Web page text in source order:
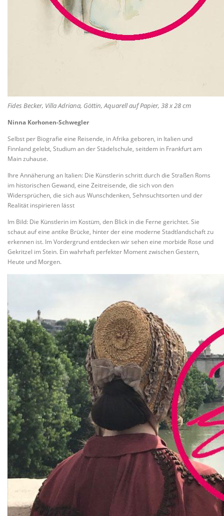
Fides Becker, Villa Adriana, Göttin, Aquarell auf Papier, 38 x 28 cm
Ninna Korhonen-Schwegler
Selbst per Biografie eine Reisende, in Afrika geboren, in Italien und
Finnland gelebt, Studium an der Städelschule, seitdem in Frankfurt am
Main zuhause.
Ihre Annäherung an Italien: Die Künstlerin schritt durch die Straßen Roms
im historischen Gewand, eine Zeitreisende, die sich von den
Widersprüchen, die sich aus Wunschdenken, Sehnsuchtsorten und der
Realität inspirieren lässt
Im Bild: Die Künstlerin im Kostüm, den Blick in die Ferne gerichtet. Sie
schaut auf eine antike Brücke, hinter der eine moderne Stadtlandschaft zu
erkennen ist. Im Vordergrund entdecken wir sehen eine morbide Rose und
Gekritzel im Stein. Ein wahrhaft perfekter Moment zwischen Gestern,
Heute und Morgen.